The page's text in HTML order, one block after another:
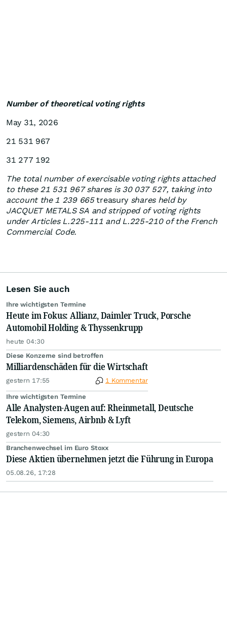
Number of theoretical voting rights
May 31, 2026
21 531 967
31 277 192
The total number of exercisable voting rights attached
to these 21 531 967 shares is 30 037 527, taking into
account the 1 239 665treasury shares held by
JACQUET METALS SA and stripped of voting rights
under Articles L.225-111 and L.225-210 of the French
Commercial Code.
Lesen Sie auch
Ihre wichtigsten Termine
Heute im Fokus: Allianz, Daimler Truck, Porsche
Automobil Holding & Thyssenkrupp
heute 04:30
Diese Konzerne sind betroffen
Milliardenschäden für die Wirtschaft
gestern 17:55 1 Kommentar
Ihre wichtigsten Termine
Alle Analysten-Augen auf: Rheinmetall, Deutsche
Telekom, Siemens, Airbnb & Lyft
gestern 04:30
Branchenwechsel im Euro Stoxx
Diese Aktien übernehmen jetzt die Führung in Europa
05.08.26, 17:28